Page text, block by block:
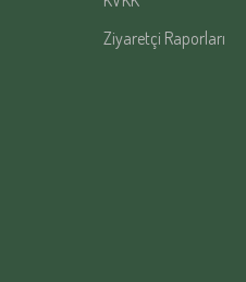
Ziyaretçi Raporları